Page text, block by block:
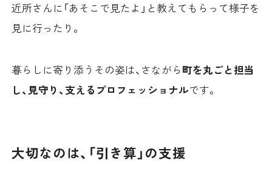
近所さんに「あそこで見たよ」と教えてもらって様子を
見に行ったり。
暮らしに寄り添うその姿は、さながら 町を丸ごと担当
し、見守り、支えるプロフェッショナルです。
大切なのは、「引き算」の支援